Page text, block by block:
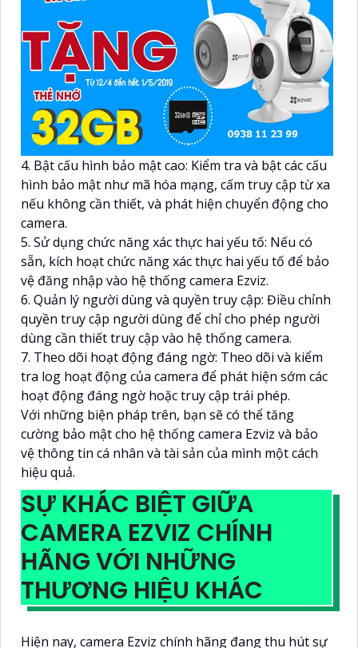
4. Bật cấu hình bảo mật cao: Kiểm tra và bật các cấu
hình bảo mật như mã hóa mạng, cấm truy cập từ xa
nếu không cần thiết, và phát hiện chuyển động cho
camera.
5. Sử dụng chức năng xác thực hai yếu tố: Nếu có
sẵn, kích hoạt chức năng xác thực hai yếu tố để bảo
vệ đăng nhập vào hệ thống camera Ezviz.
6. Quản lý người dùng và quyền truy cập: Điều chỉnh
quyền truy cập người dùng để chỉ cho phép người
dùng cần thiết truy cập vào hệ thống camera.
7. Theo dõi hoạt động đáng ngờ: Theo dõi và kiểm
tra log hoạt động của camera để phát hiện sớm các
hoạt động đáng ngờ hoặc truy cập trái phép.
Với những biện pháp trên, bạn sẽ có thể tăng
cường bảo mật cho hệ thống camera Ezviz và bảo
vệ thông tin cá nhân và tài sản của mình một cách
hiệu quả.
SỰ KHÁC BIỆT GIỮA
CAMERA EZVIZ CHÍNH
HÃNG VỚI NHỮNG
THƯƠNG HIỆU KHÁC
Hiện nay, camera Ezviz chính hãng đang thu hút sự